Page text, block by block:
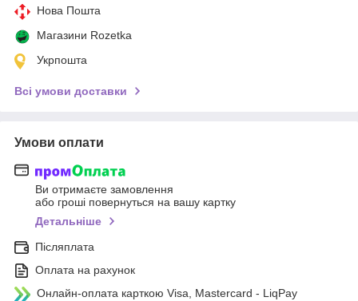
Нова Пошта
Магазини Rozetka
Укрпошта
Всі умови доставки
Умови оплати
Ви отримаєте замовлення
або гроші повернуться на вашу картку
Детальніше
Післяплата
Оплата на рахунок
Онлайн-оплата карткою Visa, Mastercard - LiqPay